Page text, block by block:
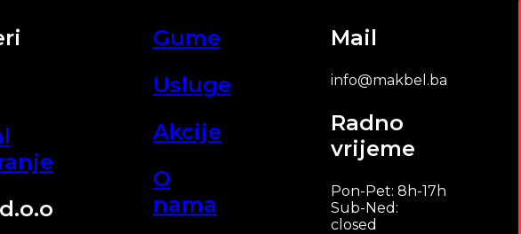
Gume
Usluge
Akcije
O
nama
Mail
info@makbel.ba
Radno
vrijeme
Pon-Pet: 8h-17h
Sub-Ned:
closed